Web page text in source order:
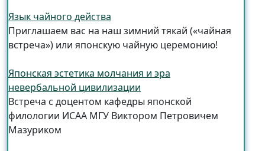
Язык чайного действа
Приглашаем вас на наш зимний тякай («чайная
встреча») или японскую чайную церемонию!
Японская эстетика молчания и эра
невербальной цивилизации
Встреча с доцентом кафедры японской
филологии ИСАА МГУ Виктором Петровичем
Мазуриком